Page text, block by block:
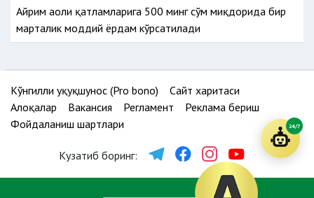
Айрим аҳоли қатламларига 500 минг сўм миқдорида бир
марталик моддий ёрдам кўрсатилади
Кўнгилли ҳуқуқшунос (Pro bono)
Сайт харитаси
Алоқалар
Вакансия Регламент
Реклама бериш
Фойдаланиш шартлари
Кузатиб боринг:
24/7